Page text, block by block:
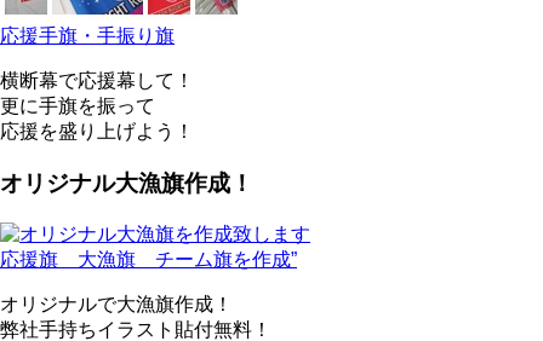
応援手旗・手振り旗
横断幕で応援幕して！
更に手旗を振って
応援を盛り上げよう！
オリジナル大漁旗作成！
応援旗 大漁旗 チーム旗を作成”
オリジナルで大漁旗作成！
弊社手持ちイラスト貼付無料！